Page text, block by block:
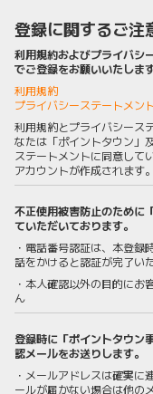
登録に関するご注
利用規約およびプライバシ
でご登録をお願いいたします
利用規約
プライバシーステートメン
利用規約とプライバシース
なたは「ポイントタウン」
ステートメントに同意して
アカウントが作成されます。
不正使用被害防止のために
ていただいております。
・電話番号認証は、本登
話をかけると認証が完了い
・本人確認以外の目的に
ん
登録時に「ポイントタウ
認メールをお送りします。
・メールアドレスは確実に
ールが届かない場合は他の